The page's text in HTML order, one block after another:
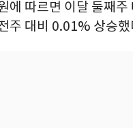
에 따르면 이달 둘째주
주 대비 0.01% 상승했